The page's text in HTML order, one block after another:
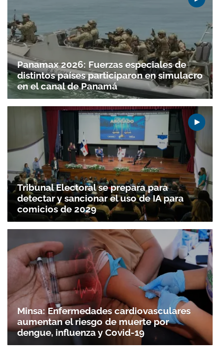
Panamax 2026: Fuerzas especiales de
distintos países participaron en simulacro
en el canal de Panamá
Tribunal Electoral se prepara para
detectar y sancionar el uso de IA para
comicios de 2029
Minsa: Enfermedades cardiovasculares
aumentan el riesgo de muerte por
dengue, influenza y Covid-19